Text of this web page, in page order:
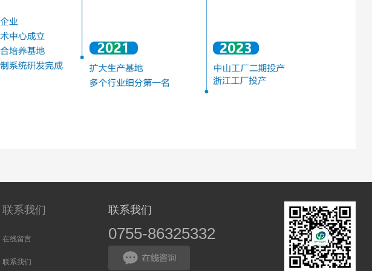
联系我们
在线留言
联系我们
联系我们
0755-86325332